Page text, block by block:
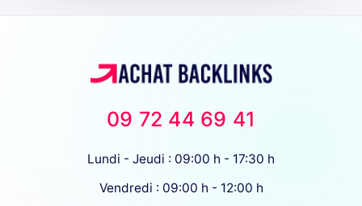
09 72 44 69 41
Lundi - Jeudi : 09:00 h - 17:30 h
Vendredi : 09:00 h - 12:00 h